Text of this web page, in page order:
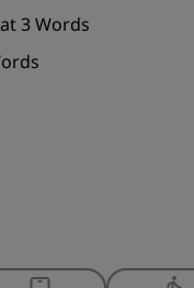
3 Words